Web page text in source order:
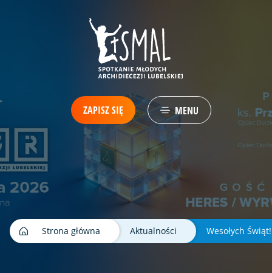
ZAPISZ SIĘ MENU
Strona główna Aktualności Wesołych